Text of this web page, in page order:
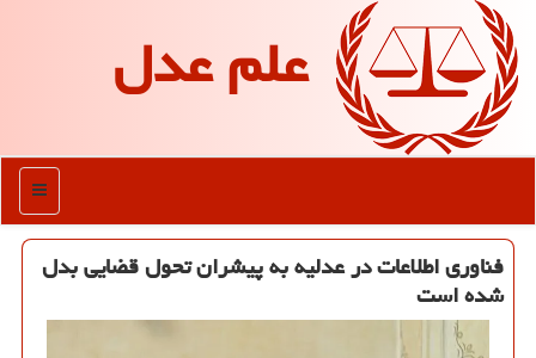
علم عدل
منو
فناوری اطلاعات در عدلیه به پیشران تحول قضایی بدل
شده است